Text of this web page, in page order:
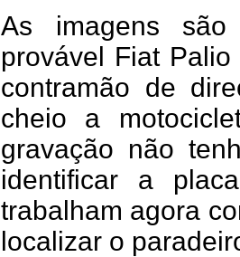
As imagens
provável Fiat
contramão de
cheio a
gravação não
identificar a
trabalham agora
localizar o